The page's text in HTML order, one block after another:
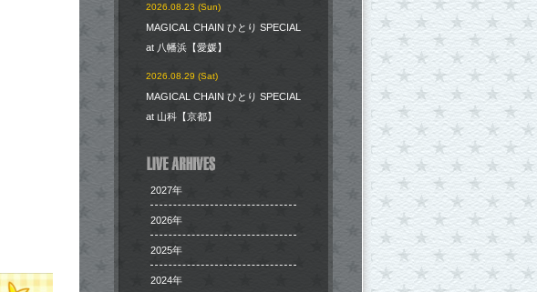
2026.08.23 (Sun)
MAGICAL CHAIN ひとり SPECIAL
at 八幡浜【愛媛】
2026.08.29 (Sat)
MAGICAL CHAIN ひとり SPECIAL
at 山科【京都】
2027年
2026年
2025年
2024年